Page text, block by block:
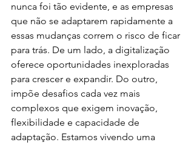
nunca foi tão evidente, e as empresas
que não se adaptarem rapidamente a
essas mudanças correm o risco de ficar
para trás. De um lado, a digitalização
oferece oportunidades inexploradas
para crescer e expandir. Do outro,
impõe desafios cada vez mais
complexos que exigem inovação,
flexibilidade e capacidade de
adaptação. Estamos vivendo uma